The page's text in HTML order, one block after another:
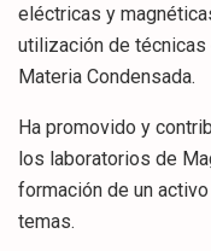
eléctricas y
utilización de
Materia Condensada.
Ha promovido y
los laboratorios de
formación de un
temas.